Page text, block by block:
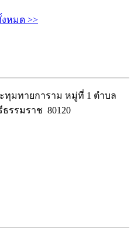
หมด >>
ะทุมทายการาม หมู่ที่ 1 ตำบล
รรมราช 80120